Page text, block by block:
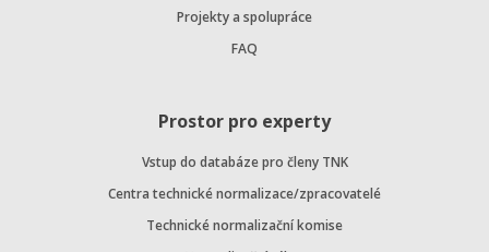
Projekty a spolupráce
FAQ
Prostor pro experty
Vstup do databáze pro členy TNK
Centra technické normalizace/zpracovatelé
Technické normalizační komise